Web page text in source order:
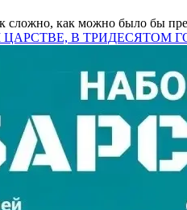
сложно, как можно было бы
ЦАРСТВЕ, В ТРИДЕСЯТОМ